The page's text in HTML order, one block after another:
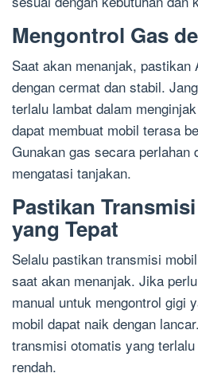
Mengontrol Gas
Saat akan menanjak, pastikan
dengan cermat dan stabil.
terlalu lambat dalam
dapat membuat mobil terasa
Gunakan gas secara perlahan
mengatasi tanjakan.
Pastikan
yang Tepat
Selalu pastikan transmisi
saat akan menanjak. Jika
manual untuk mengontrol gigi
mobil dapat naik dengan
transmisi otomatis yang
rendah.